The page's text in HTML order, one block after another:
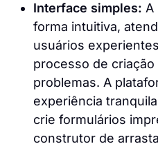
Interface simples: A
forma intuitiva,
usuários
processo de
problemas. A
experiência
crie formulários
construtor de